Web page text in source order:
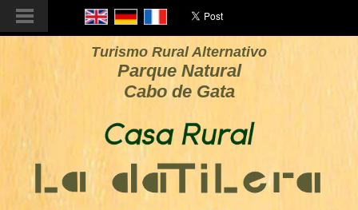
Turismo Rural Alternativo
Parque Natural
Cabo de Gata